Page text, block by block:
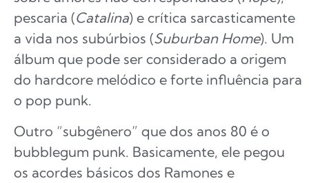
pescaria (Catalina) e crítica sarcasticamente
a vida nos subúrbios (Suburban Home). Um
álbum que pode ser considerado a origem
do hardcore melódico e forte influência para
o pop punk.
Outro “subgênero” que dos anos 80 é o
bubblegum punk. Basicamente, ele pegou
os acordes básicos dos Ramones e